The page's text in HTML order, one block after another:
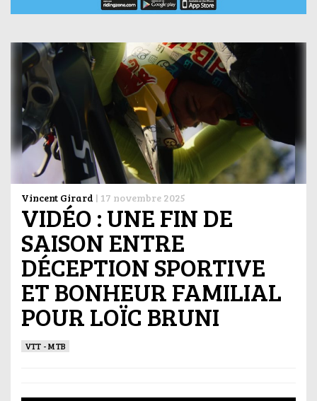
Vincent Girard | 17 novembre 2025
VIDÉO : UNE FIN DE
SAISON ENTRE
DÉCEPTION SPORTIVE
ET BONHEUR FAMILIAL
POUR LOÏC BRUNI
VTT - MTB